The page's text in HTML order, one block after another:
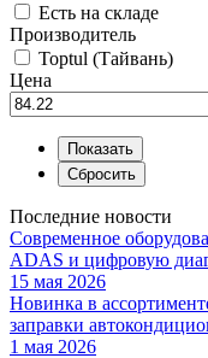
Есть на складе
Производитель
Toptul (Тайвань)
Цена
Последние новости
Современное
ADAS и цифровую
15 мая 2026
Новинка в
заправки
1 мая 2026